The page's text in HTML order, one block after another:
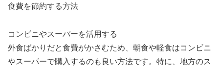
食費を節約する方法
コンビニやスーパーを活用する
外食ばかりだと食費がかさむため、朝食や軽食はコンビニ
やスーパーで購入するのも良い方法です。特に、地方のス